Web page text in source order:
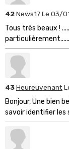
42News17Le 03/
Tous très beaux !
43Heureuvenant
Bonjour, Une bien
savoir identifier les